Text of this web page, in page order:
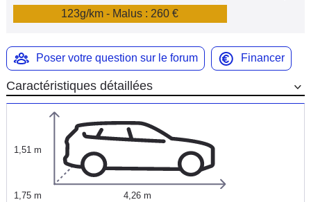
123g/km - Malus : 260 €
Poser votre question sur le forum Financer
Caractéristiques détaillées
1,51 m
1,75 m 4,26 m